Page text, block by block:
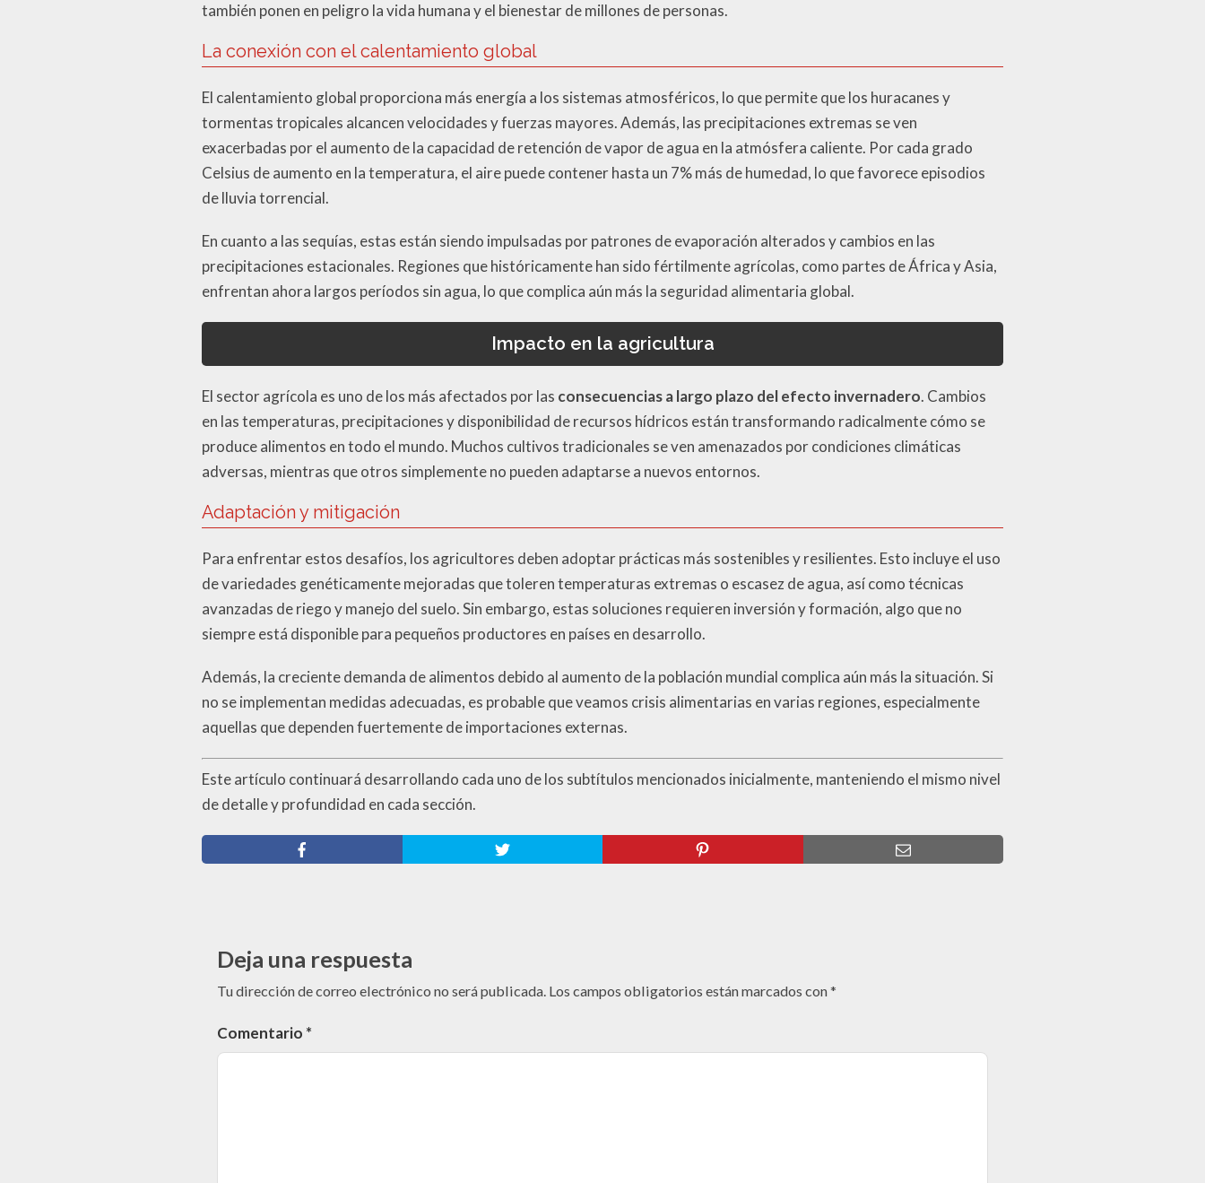
también ponen en peligro la vida humana y el bienestar de millones de personas.
La conexión con el calentamiento global
El calentamiento global proporciona más energía a los sistemas atmosféricos, lo que permite que los huracanes y
tormentas tropicales alcancen velocidades y fuerzas mayores. Además, las precipitaciones extremas se ven
exacerbadas por el aumento de la capacidad de retención de vapor de agua en la atmósfera caliente. Por cada grado
Celsius de aumento en la temperatura, el aire puede contener hasta un 7% más de humedad, lo que favorece episodios
de lluvia torrencial.
En cuanto a las sequías, estas están siendo impulsadas por patrones de evaporación alterados y cambios en las
precipitaciones estacionales. Regiones que históricamente han sido fértilmente agrícolas, como partes de África y Asia,
enfrentan ahora largos períodos sin agua, lo que complica aún más la seguridad alimentaria global.
Impacto en la agricultura
El sector agrícola es uno de los más afectados por las consecuencias a largo plazo del efecto invernadero. Cambios
en las temperaturas, precipitaciones y disponibilidad de recursos hídricos están transformando radicalmente cómo se
produce alimentos en todo el mundo. Muchos cultivos tradicionales se ven amenazados por condiciones climáticas
adversas, mientras que otros simplemente no pueden adaptarse a nuevos entornos.
Adaptación y mitigación
Para enfrentar estos desafíos, los agricultores deben adoptar prácticas más sostenibles y resilientes. Esto incluye el uso
de variedades genéticamente mejoradas que toleren temperaturas extremas o escasez de agua, así como técnicas
avanzadas de riego y manejo del suelo. Sin embargo, estas soluciones requieren inversión y formación, algo que no
siempre está disponible para pequeños productores en países en desarrollo.
Además, la creciente demanda de alimentos debido al aumento de la población mundial complica aún más la situación. Si
no se implementan medidas adecuadas, es probable que veamos crisis alimentarias en varias regiones, especialmente
aquellas que dependen fuertemente de importaciones externas.
Este artículo continuará desarrollando cada uno de los subtítulos mencionados inicialmente, manteniendo el mismo nivel
de detalle y profundidad en cada sección.
Deja una respuesta
Tu dirección de correo electrónico no será publicada. Los campos obligatorios están marcados con*
Comentario *